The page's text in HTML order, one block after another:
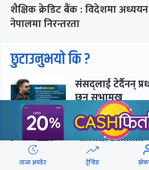
शैक्षिक क्रेडिट बैंक : विदेशमा अध्ययन
नेपालमा निरन्तरता
छुटाउनुभयो कि ?
संसद्लाई टेर्दैनन्
छन् सभामुख
‘अस्थायी
व्यवस्था विस्थापित
ताजा अपडेट ट्रेन्डिङ